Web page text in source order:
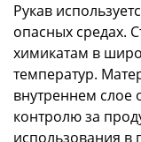
Рукав
опасных средах.
химикатам в
температур.
внутреннем слое
контролю за
использования в